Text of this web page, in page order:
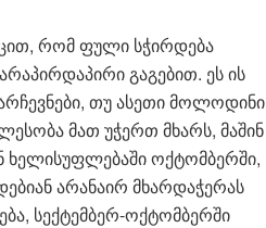
რომ ფული სჭირდება
გაგებით. ეს ის
თუ ასეთი მოლოდინი
მათ უჭერთ მხარს, მაშინ
ხელისუფლებაში ოქტომბერში,
არანაირ მხარდაჭერას
სექტემბერ-ოქტომბერში